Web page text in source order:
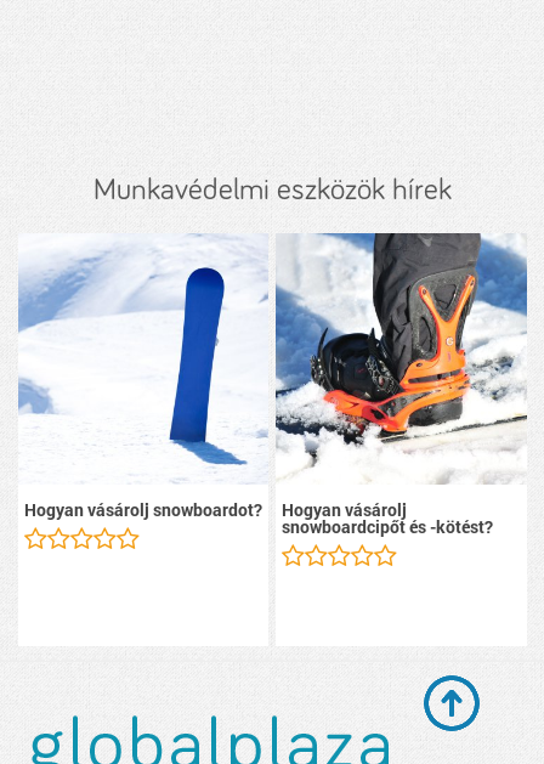
Munkavédelmi eszközök hírek
Hogyan vásárolj snowboardot? Hogyan vásárolj
snowboardcipőt és -kötést?